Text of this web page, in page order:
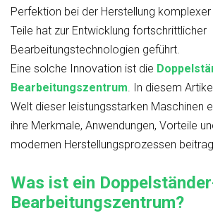
Perfektion bei der Herstellung
Teile hat zur Entwicklung fortschrittlicher
Bearbeitungstechnologien geführt.
Eine solche Innovation ist die
Bearbeitungszentrum. In diesem
Welt dieser leistungsstarken Maschinen
ihre Merkmale, Anwendungen, Vorteile
modernen Herstellungsprozessen
Was ist ein
Bearbeitungszentrum?